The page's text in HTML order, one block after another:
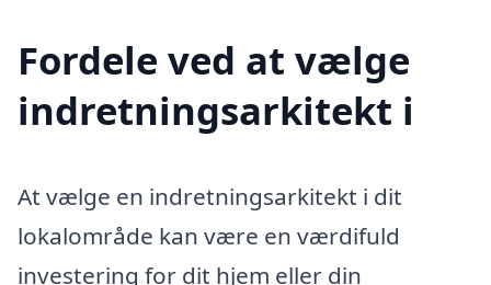
Fordele ved at vælge
indretningsarkitekt i
At vælge en indretningsarkitekt i dit
lokalområde kan være en værdifuld
investering for dit hjem eller din